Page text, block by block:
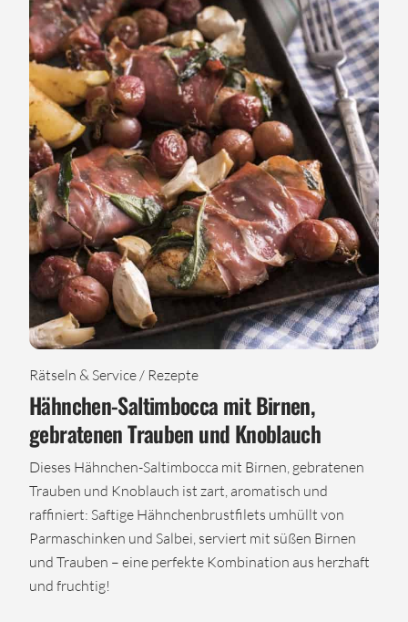
Rätseln & Service / Rezepte
Hähnchen-Saltimbocca mit Birnen,
gebratenen Trauben und Knoblauch
Dieses Hähnchen-Saltimbocca mit Birnen, gebratenen
Trauben und Knoblauch ist zart, aromatisch und
raffiniert: Saftige Hähnchenbrustfilets umhüllt von
Parmaschinken und Salbei, serviert mit süßen Birnen
und Trauben – eine perfekte Kombination aus herzhaft
und fruchtig!